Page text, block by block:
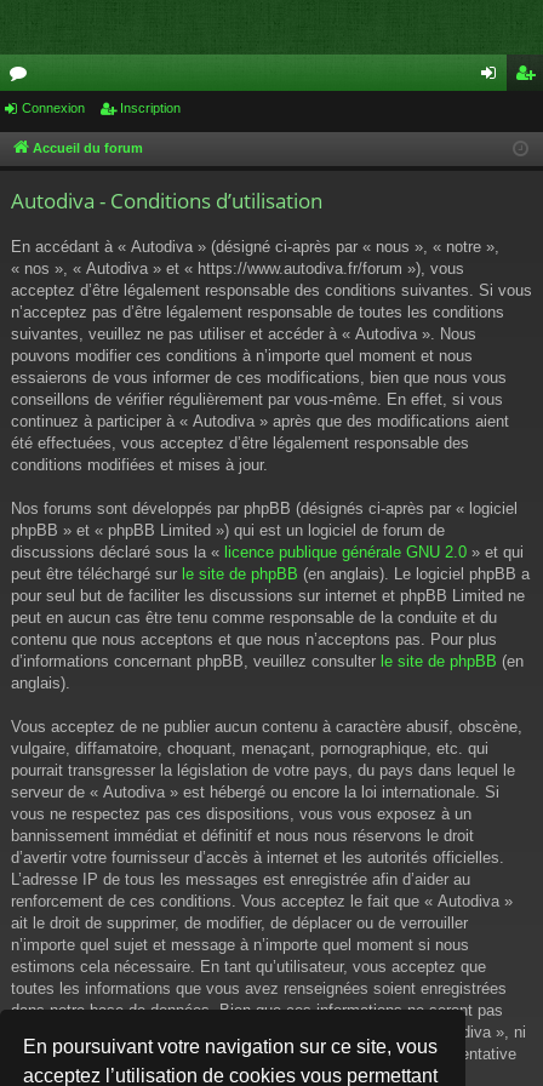
En poursuivant votre navigation sur ce site, vous
acceptez l’utilisation de cookies vous permettant
or
u cri
Connexion Inscription
Accueil du forum
Autodiva - Conditions d’utilisation
En accédant à « Autodiva » (désigné ci-après par « nous », « notre »,
« nos », « Autodiva » et « https://www.autodiva.fr/forum »), vous
acceptez d’être légalement responsable des conditions suivantes. Si vous
n’acceptez pas d’être légalement responsable de toutes les conditions
suivantes, veuillez ne pas utiliser et accéder à « Autodiva ». Nous
pouvons modifier ces conditions à n’importe quel moment et nous
essaierons de vous informer de ces modifications, bien que nous vous
conseillons de vérifier régulièrement par vous-même. En effet, si vous
continuez à participer à « Autodiva » après que des modifications aient
été effectuées, vous acceptez d’être légalement responsable des
conditions modifiées et mises à jour.
Nos forums sont développés par phpBB (désignés ci-après par « logiciel
phpBB » et « phpBB Limited ») qui est un logiciel de forum de
discussions déclaré sous la « licence publique générale GNU 2.0 » et qui
peut être téléchargé sur le site de phpBB (en anglais). Le logiciel phpBB a
pour seul but de faciliter les discussions sur internet et phpBB Limited ne
peut en aucun cas être tenu comme responsable de la conduite et du
contenu que nous acceptons et que nous n’acceptons pas. Pour plus
d’informations concernant phpBB, veuillez consulter le site de phpBB (en
anglais).
Vous acceptez de ne publier aucun contenu à caractère abusif, obscène,
vulgaire, diffamatoire, choquant, menaçant, pornographique, etc. qui
pourrait transgresser la législation de votre pays, du pays dans lequel le
serveur de « Autodiva » est hébergé ou encore la loi internationale. Si
vous ne respectez pas ces dispositions, vous vous exposez à un
bannissement immédiat et définitif et nous nous réservons le droit
d’avertir votre fournisseur d’accès à internet et les autorités officielles.
L’adresse IP de tous les messages est enregistrée afin d’aider au
renforcement de ces conditions. Vous acceptez le fait que « Autodiva »
ait le droit de supprimer, de modifier, de déplacer ou de verrouiller
n’importe quel sujet et message à n’importe quel moment si nous
estimons cela nécessaire. En tant qu’utilisateur, vous acceptez que
toutes les informations que vous avez renseignées soient enregistrées
dans notre base de données. Bien que ces informations ne seront pas
diffusées à une tierce partie sans votre consentement, ni « Autodiva », ni
phpBB, ne pourront être tenus comme responsables en cas de tentative
de piratage informatique visant à compromettre vos données.